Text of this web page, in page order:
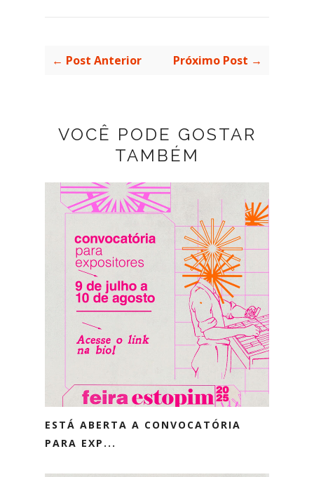
← Post Anterior Próximo Post →
VOCÊ PODE GOSTAR
TAMBÉM
ESTÁ ABERTA A CONVOCATÓRIA
PARA EXP...